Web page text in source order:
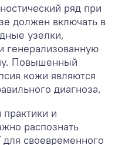
ряд при
должен включать в
узелки,
генерализованную
Повышенный
кожи являются
диагноза.
и
распознать
своевременного